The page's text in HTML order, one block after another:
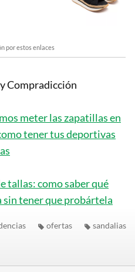
por estos enlaces
Compradicción
meter las zapatillas en
tener tus deportivas
tallas: como saber qué
sin tener que probártela
ofertas sandalias